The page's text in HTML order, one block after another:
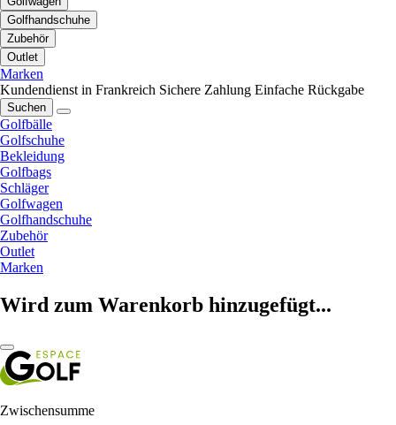
Golfhandschuhe
Zubehör
Outlet
Marken
Kundendienst in Frankreich Sichere Zahlung Einfache Rückgabe
Suchen
Golfbälle
Golfschuhe
Bekleidung
Golfbags
Schläger
Golfwagen
Golfhandschuhe
Zubehör
Outlet
Marken
Wird zum Warenkorb hinzugefügt...
Zwischensumme